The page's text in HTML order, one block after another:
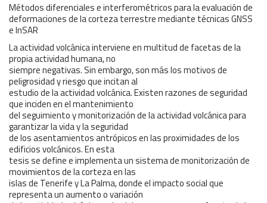
Métodos diferenciales e interferométricos para la evaluación de
deformaciones de la corteza terrestre mediante técnicas GNSS
e InSAR
La actividad volcánica interviene en multitud de facetas de la
propia actividad humana, no
siempre negativas. Sin embargo, son más los motivos de
peligrosidad y riesgo que incitan al
estudio de la actividad volcánica. Existen razones de seguridad
que inciden en el mantenimiento
del seguimiento y monitorización de la actividad volcánica para
garantizar la vida y la seguridad
de los asentamientos antrópicos en las proximidades de los
edificios volcánicos. En esta
tesis se define e implementa un sistema de monitorización de
movimientos de la corteza en las
islas de Tenerife y La Palma, donde el impacto social que
representa un aumento o variación